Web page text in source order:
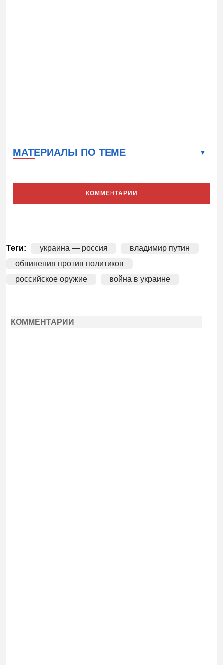
МАТЕРИАЛЫ ПО ТЕМЕ
КОММЕНТАРИИ
Теги: украина — россия
владимир путин
обвинения против политиков
российское оружие
война в украине
КОММЕНТАРИИ